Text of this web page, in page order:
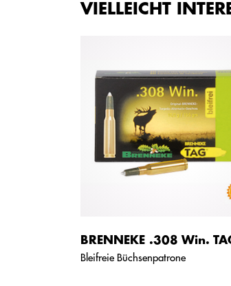
VIELLEICHT
BRENNEKE .308 Win.
Bleifreie Büchsenpatrone